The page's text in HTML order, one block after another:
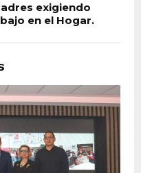
exigiendo
en el Hogar.